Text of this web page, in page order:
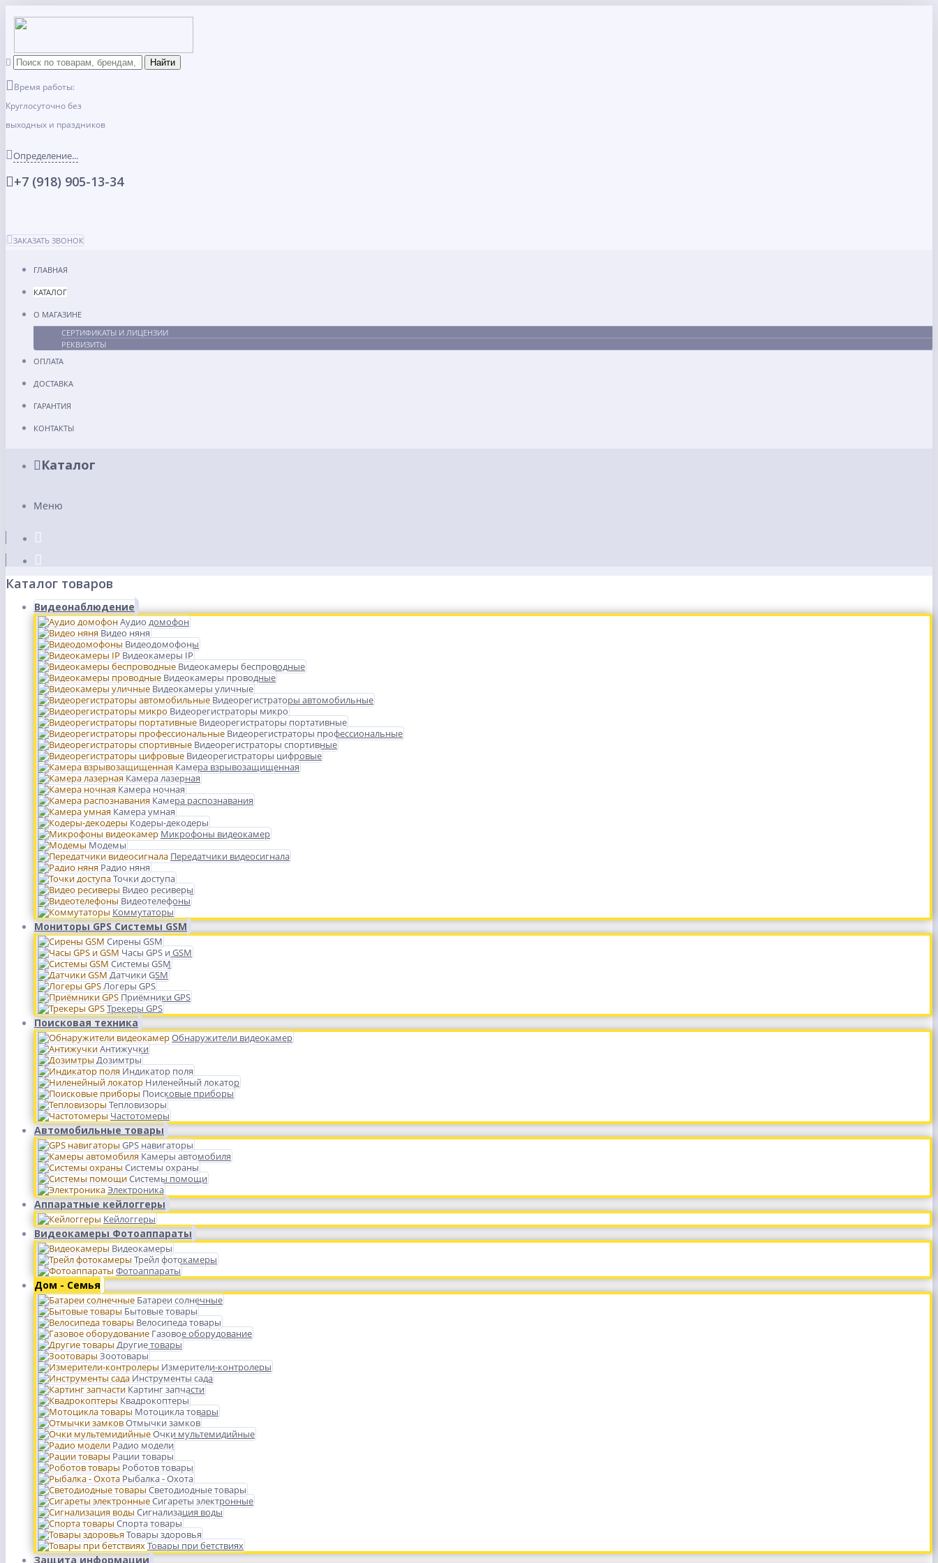
Время работы:
Круглосуточно без
выходных и праздников
Определение...
+7 (918) 905-13-34
ЗАКАЗАТЬ ЗВОНОК
ГЛАВНАЯ
КАТАЛОГ
О МАГАЗИНЕ
СЕРТИФИКАТЫ И ЛИЦЕНЗИИ
РЕКВИЗИТЫ
ОПЛАТА
ДОСТАВКА
ГАРАНТИЯ
КОНТАКТЫ
Каталог
Меню
Каталог товаров
Видеонаблюдение
Аудио домофон
Видео няня
Видеодомофоны
Видеокамеры IP
Видеокамеры беспроводные
Видеокамеры проводные
Видеокамеры уличные
Видеорегистраторы автомобильные
Видеорегистраторы микро
Видеорегистраторы портативные
Видеорегистраторы профессиональные
Видеорегистраторы спортивные
Видеорегистраторы цифровые
Камера взрывозащищенная
Камера лазерная
Камера ночная
Камера распознавания
Камера умная
Кодеры-декодеры
Микрофоны видеокамер
Модемы
Передатчики видеосигнала
Радио няня
Точки доступа
Видео ресиверы
Видеотелефоны
Коммутаторы
Мониторы GPS Системы GSM
Сирены GSM
Часы GPS и GSM
Системы GSM
Датчики GSM
Логеры GPS
Приёмники GPS
Трекеры GPS
Поисковая техника
Обнаружители видеокамер
Антижучки
Дозимтры
Индикатор поля
Ниленейный локатор
Поисковые приборы
Тепловизоры
Частотомеры
Автомобильные товары
GPS навигаторы
Камеры автомобиля
Системы охраны
Системы помощи
Электроника
Аппаратные кейлоггеры
Кейлоггеры
Видеокамеры Фотоаппараты
Видеокамеры
Трейл фотокамеры
Фотоаппараты
Дом - Семья
Батареи солнечные
Бытовые товары
Велосипеда товары
Газовое оборудование
Другие товары
Зоотовары
Измерители-контролеры
Инструменты сада
Картинг запчасти
Квадрокоптеры
Мотоцикла товары
Отмычки замков
Очки мультемидийные
Радио модели
Рации товары
Роботов товары
Рыбалка - Охота
Светодиодные товары
Сигареты электронные
Сигнализация воды
Спорта товары
Товары здоровья
Товары при бетствиях
Защита информации